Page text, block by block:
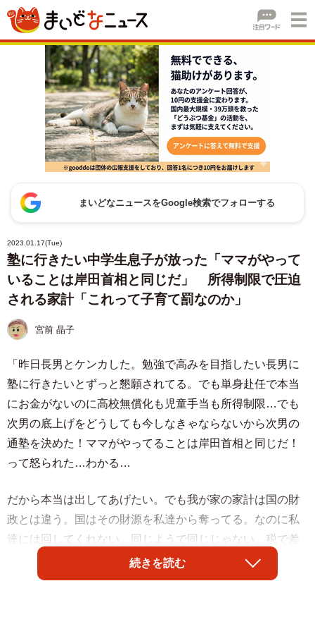
まいどなニュースをGoogle検索でフォローする
2023.01.17(Tue)
塾に行きたい中学生息子が放った「ママがやって
いることは岸田首相と同じだ」 所得制限で圧迫
される家計「これって子育て罰なのか」
宮前 晶子
「昨日長男とケンカした。勉強で高みを目指したい長男に
塾に行きたいとずっと懇願されてる。でも単身赴任で本当
にお金がないのに高校無償化も児童手当も所得制限…でも
次男の底上げをどうしても今しなきゃならないから次男の
通塾を決めた！ママがやってることは岸田首相と同じだ！
って怒られた…わかる…
だから本当は出してあげたい。でも我が家の家計は国の財
政とは違う。国はその財源を私達から奪ってる。なのに私
達には回してくれない。同じようで同じじゃない。税で差
を設けてるのだから支援は一律にしてくれ！お願いだから
やる気のある子にもお金をかけさせてくれ！」
続きを読む